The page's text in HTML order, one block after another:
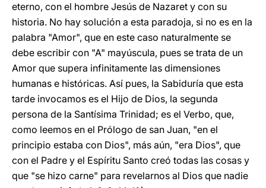
eterno, con el hombre Jesús de Nazaret y con su
historia. No hay solución a esta paradoja, si no es en la
palabra "Amor", que en este caso naturalmente se
debe escribir con "A" mayúscula, pues se trata de un
Amor que supera infinitamente las dimensiones
humanas e históricas. Así pues, la Sabiduría que esta
tarde invocamos es el Hijo de Dios, la segunda
persona de la Santísima Trinidad; es el Verbo, que,
como leemos en el Prólogo de san Juan, "en el
principio estaba con Dios", más aún, "era Dios", que
con el Padre y el Espíritu Santo creó todas las cosas y
que "se hizo carne" para revelarnos al Dios que nadie